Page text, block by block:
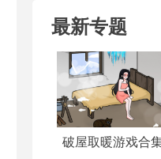
最新专题
破屋取暖游戏合